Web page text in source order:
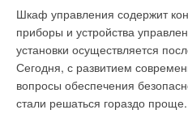
Шкаф управления содержит
приборы и устройства
установки осуществляется
Сегодня, с развитием
вопросы обеспечения
стали решаться гораздо
С переходом на 410-й фреон
продаж кондиционеров резко
кондиционера на 22-м фреоне
вольности монтажа: не
продуть ее фреоном или
Вероятные причины:
слишком большой запас
тепло летом не
неправильный подбор
генерирующего